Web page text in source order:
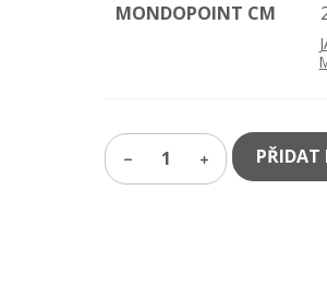
MONDOPOINT CM
1 PŘIDAT